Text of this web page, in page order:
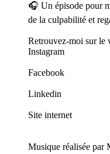
🎧 Un épisode pour
de la culpabilité et
Retrouvez-moi sur le
Instagram
Facebook
Linkedin
Site internet
Musique réalisée par